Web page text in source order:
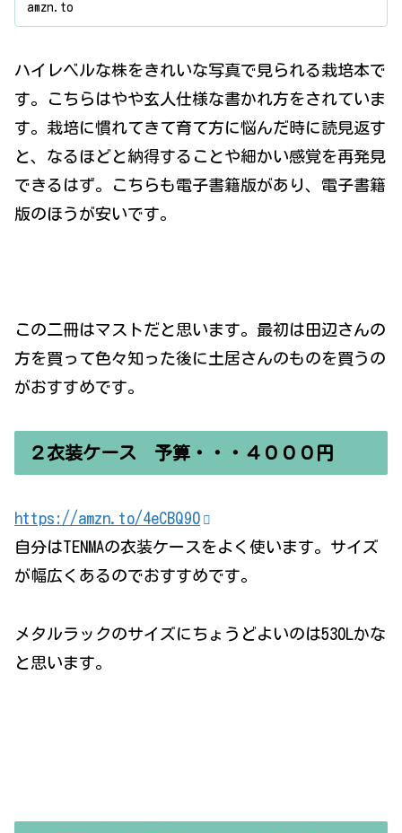
amzn.to
ハイレベルな株をきれいな写真で見られる栽培本で
す。こちらはやや玄人仕様な書かれ方をされていま
す。栽培に慣れてきて育て方に悩んだ時に読見返す
と、なるほどと納得することや細かい感覚を再発見
できるはず。こちらも電子書籍版があり、電子書籍
版のほうが安いです。
この二冊はマストだと思います。最初は田辺さんの
方を買って色々知った後に土居さんのものを買うの
がおすすめです。
２衣装ケース 予算・・・４０００円
https://amzn.to/4eCBQ90
自分はTENMAの衣装ケースをよく使います。サイズ
が幅広くあるのでおすすめです。
メタルラックのサイズにちょうどよいのは530Lかな
と思います。